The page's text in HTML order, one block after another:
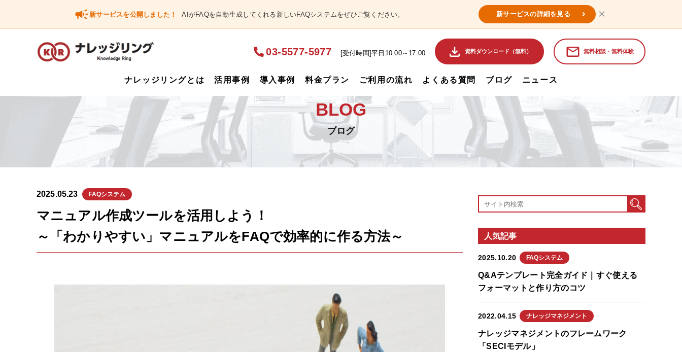
campaign新サービスを公開しました！ AIがFAQを自動生成してくれる新しいFAQシステムをぜひご覧ください。 新サービスの詳細を見る ×
03-5577-5977 [受付時間]平日10:00～17:00 資料ダウンロード（無料） 無料相談・無料体験
ナレッジリングとは 活用事例 導入事例 料金プラン ご利用の流れ よくある質問 ブログ ニュース
BLOG
ブログ
2025.05.23 FAQシステム
マニュアル作成ツールを活用しよう！
～「わかりやすい」マニュアルをFAQで効率的に作る方法～
人気記事
2025.10.20 FAQシステム
Q&Aテンプレート完全ガイド｜すぐ使える
フォーマットと作り方のコツ
2022.04.15 ナレッジマネジメント
ナレッジマネジメントのフレームワーク
「SECIモデル」